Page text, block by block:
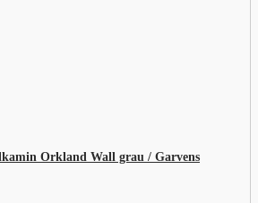
Orkland Wall grau / Garvens